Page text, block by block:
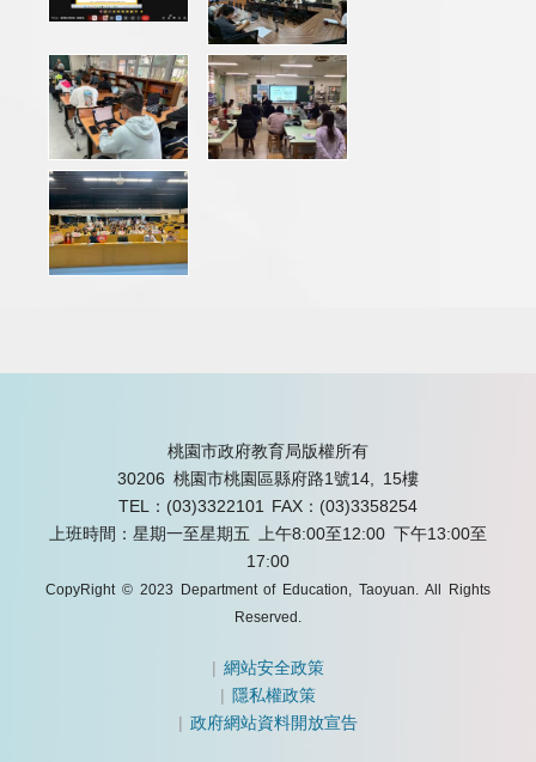
桃園市政府教育局版權所有
30206 桃園市桃園區縣府路1號14, 15樓
TEL：(03)3322101
FAX：(03)3358254
上班時間：星期一至星期五 上午8:00至12:00 下午13:00至
17:00
CopyRight © 2023 Department of Education, Taoyuan. All Rights
Reserved.
|網站安全政策
|隱私權政策
|政府網站資料開放宣告